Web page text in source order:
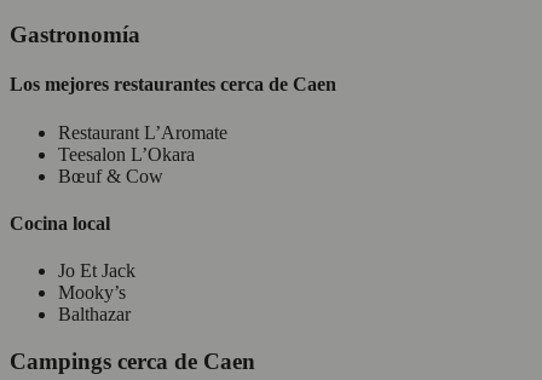
Gastronomía
Los mejores restaurantes cerca de Caen
Restaurant L’Aromate
Teesalon L’Okara
Bœuf & Cow
Cocina local
Jo Et Jack
Mooky’s
Balthazar
Campings cerca de Caen